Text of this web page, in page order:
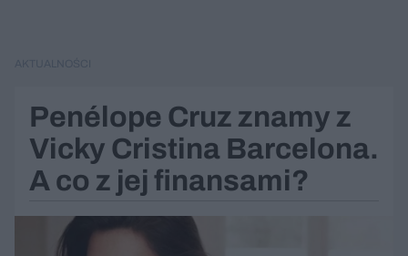
Penélope Cruz znamy z
Vicky Cristina Barcelona.
A co z jej finansami?